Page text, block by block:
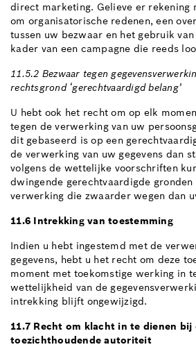
direct marketing. Gelieve er rekening
om organisatorische redenen, een
tussen uw bezwaar en het gebruik
kader van een campagne die reeds
11.5.2 Bezwaar tegen
rechtsgrond ‘gerechtvaardigd belang’
U hebt ook het recht om op elk
tegen de verwerking van uw
dit gebaseerd is op een
de verwerking van uw gegevens dan
volgens de wettelijke voorschriften
dwingende gerechtvaardigde
verwerking die zwaarder wegen dan
11.6 Intrekking van toestemming
Indien u hebt ingestemd met de
gegevens, hebt u het recht om deze
moment met toekomstige werking in
wettelijkheid van de
intrekking blijft ongewijzigd.
11.7 Recht om klacht in te dienen bij
toezichthoudende autoriteit